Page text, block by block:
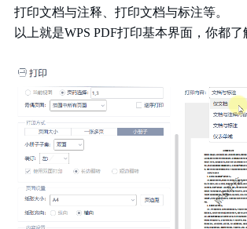
打印文档与注释、打印文档与标注等。
以上就是WPS PDF打印基本界面，你都了